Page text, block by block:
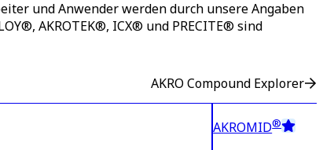
und Anwender werden durch unsere Angaben
AKROTEK®, ICX® und PRECITE® sind
AKRO Compound Explorer
AKROMID®